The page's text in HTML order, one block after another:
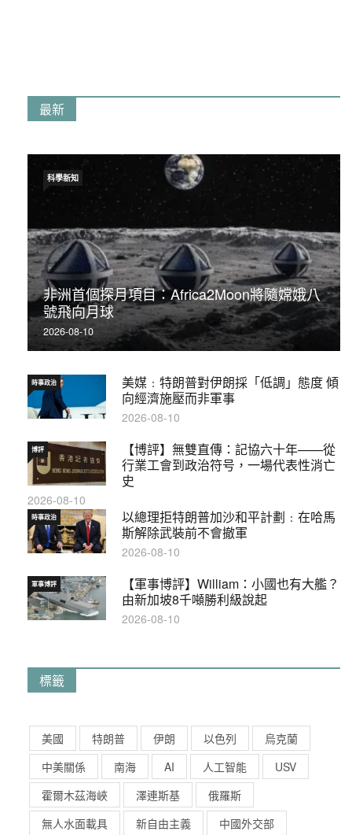
最新
非洲首個探月項目：Africa2Moon將隨嫦娥八
號飛向月球
2026-08-10
科學新知
美媒﹕特朗普對伊朗採「低調」態度 傾
向經濟施壓而非軍事
時事政治
2026-08-10
【博評】無雙直傳：記協六十年——從
行業工會到政治符号，一場代表性消亡
史
博評
2026-08-10
以總理拒特朗普加沙和平計劃﹕在哈馬
斯解除武裝前不會撤軍
時事政治
2026-08-10
【軍事博評】William：小國也有大艦？
由新加坡8千噸勝利級說起
軍事博評
2026-08-10
標籤
美國 特朗普 伊朗 以色列
烏克蘭
中美關係
南海 AI 人工智能
USV
霍爾木茲海峽
澤連斯基
俄羅斯
無人水面載具
新自由主義
中國外交部